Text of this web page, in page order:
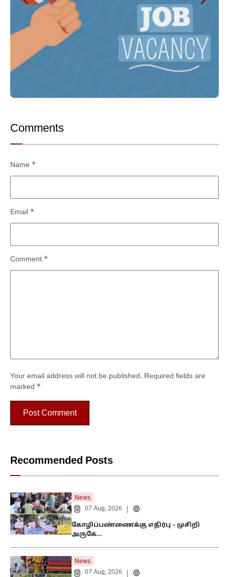
Comments
Your email address will not be published. Required fields are
marked *
Comment *
Name *
Email *
Recommended Posts
News
07 Aug, 2026
கோழிப்பண்ணைக்கு எதிர்பு – முசிறி
அருகே…
News
07 Aug, 2026